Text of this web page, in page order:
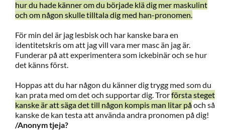
hur du hade känner om du började klä dig mer maskulint
och om någon skulle tilltala dig med han-pronomen.
För min del är jag lesbisk och har kanske bara en
identitetskris om att jag vill vara mer masc än jag är.
Funderar på att experimentera som ickebinär och se hur
det känns först.
Hoppas att du har någon du känner dig trygg med som du
kan prata med om det och supportar dig. Trorförsta steget
kanske är att säga det till någon kompis man litar påoch så
kanske de kan testa att använda andra pronomen på dig!
/Anonym tjeja?